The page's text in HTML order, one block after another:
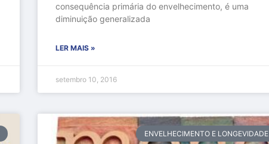
consequência primária do envelhecimento, é uma
diminuição generalizada
LER MAIS »
setembro 10, 2016
ENVELHECIMENTO E LONGEVIDADE